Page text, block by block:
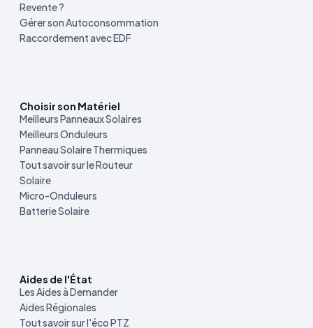
Revente ?
Gérer son Autoconsommation
Raccordement avec EDF
Choisir son Matériel
Meilleurs Panneaux Solaires
Meilleurs Onduleurs
Panneau Solaire Thermiques
Tout savoir sur le Routeur
Solaire
Micro-Onduleurs
Batterie Solaire
Aides de l'État
Les Aides à Demander
Aides Régionales
Tout savoir sur l'éco PTZ